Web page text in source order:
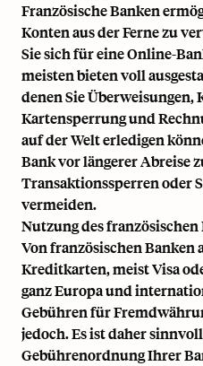
Französische Banken
Konten aus der Ferne zu
Sie sich für eine Online-
meisten bieten voll
denen Sie
Kartensperrung und
auf der Welt erledigen
Bank vor längerer Abreise
Transaktionssperren oder
vermeiden.
Nutzung des
Von französischen Banken
Kreditkarten, meist Visa
ganz Europa und
Gebühren für
jedoch. Es ist daher
Gebührenordnung Ihrer